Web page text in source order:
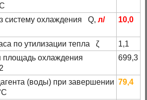
систему охлаждения Q,л/
10,0
по утилизации тепла ζ
1,1
площадь охлаждения
699,3
(воды) при завершении 79,4